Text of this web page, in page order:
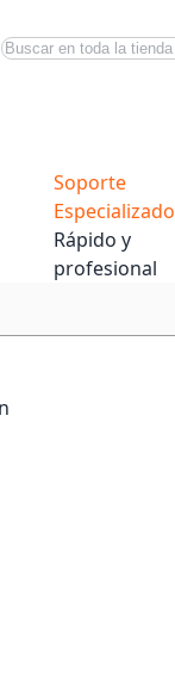
Buscar
Soporte
Especializado
Rápido y
profesional